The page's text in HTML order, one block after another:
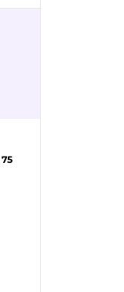
75